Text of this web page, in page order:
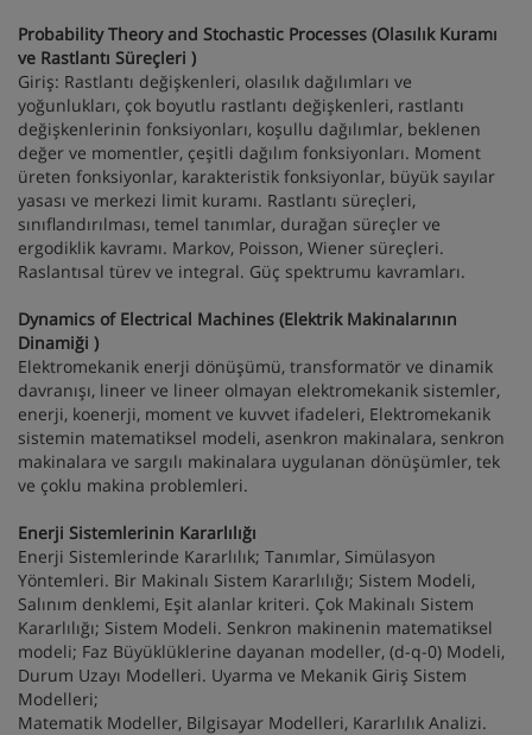
Probability Theory and Stochastic Processes (Olasılık Kuramı
ve Rastlantı Süreçleri )
Giriş: Rastlantı değişkenleri, olasılık dağılımları ve
yoğunlukları, çok boyutlu rastlantı değişkenleri, rastlantı
değişkenlerinin fonksiyonları, koşullu dağılımlar, beklenen
değer ve momentler, çeşitli dağılım fonksiyonları. Moment
üreten fonksiyonlar, karakteristik fonksiyonlar, büyük sayılar
yasası ve merkezi limit kuramı. Rastlantı süreçleri,
sınıflandırılması, temel tanımlar, durağan süreçler ve
ergodiklik kavramı. Markov, Poisson, Wiener süreçleri.
Raslantısal türev ve integral. Güç spektrumu kavramları.
Dynamics of Electrical Machines (Elektrik Makinalarının
Dinamiği )
Elektromekanik enerji dönüşümü, transformatör ve dinamik
davranışı, lineer ve lineer olmayan elektromekanik sistemler,
enerji, koenerji, moment ve kuvvet ifadeleri, Elektromekanik
sistemin matematiksel modeli, asenkron makinalara, senkron
makinalara ve sargılı makinalara uygulanan dönüşümler, tek
ve çoklu makina problemleri.
Enerji Sistemlerinin Kararlılığı
Enerji Sistemlerinde Kararlılık; Tanımlar, Simülasyon
Yöntemleri. Bir Makinalı Sistem Kararlılığı; Sistem Modeli,
Salınım denklemi, Eşit alanlar kriteri. Çok Makinalı Sistem
Kararlılığı; Sistem Modeli. Senkron makinenin matematiksel
modeli; Faz Büyüklüklerine dayanan modeller, (d-q-0) Modeli,
Durum Uzayı Modelleri. Uyarma ve Mekanik Giriş Sistem
Modelleri;
Matematik Modeller, Bilgisayar Modelleri, Kararlılık Analizi.